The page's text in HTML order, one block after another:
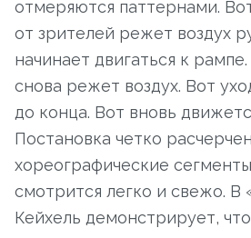
отмеряются паттернами.
от зрителей режет воздух
начинает двигаться к
снова режет воздух. Вот
до конца. Вот вновь
Постановка четко
хореографические
смотрится легко и свежо. В
Кейхель демонстрирует,